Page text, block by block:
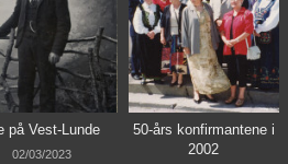
på Vest-Lunde
02/03/2023
50-års konfirmantene i
2002